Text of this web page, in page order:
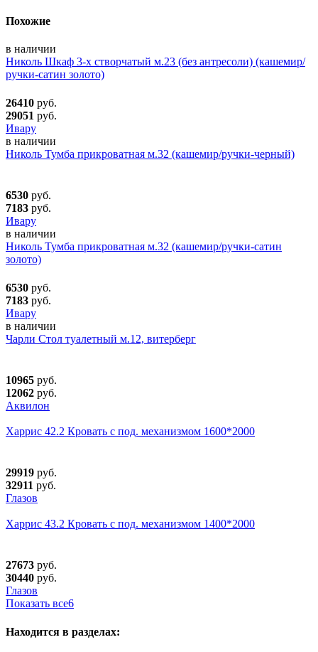
Похожие
в наличии
Николь Шкаф 3-х створчатый м.23 (без антресоли) (кашемир/
ручки-сатин золото)
26410 руб.
29051 руб.
Ивару
в наличии
Николь Тумба прикроватная м.32 (кашемир/ручки-черный)
6530 руб.
7183 руб.
Ивару
в наличии
Николь Тумба прикроватная м.32 (кашемир/ручки-сатин
золото)
6530 руб.
7183 руб.
Ивару
в наличии
Чарли Стол туалетный м.12, витерберг
10965 руб.
12062 руб.
Аквилон
Харрис 42.2 Кровать с под. механизмом 1600*2000
29919 руб.
32911 руб.
Глазов
Харрис 43.2 Кровать с под. механизмом 1400*2000
27673 руб.
30440 руб.
Глазов
Показать все6
Находится в разделах: